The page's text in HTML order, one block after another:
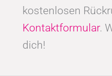
kostenlosen
Kontaktformular.
dich!